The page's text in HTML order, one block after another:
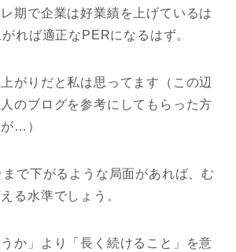
期で企業は好業績を上げているは
れば適正なPERになるはず。
がりだと私は思ってます（この辺
のブログを参考にしてもらった方
…）
で下がるような局面があれば、む
る水準でしょう。
か」より「長く続けること」を意